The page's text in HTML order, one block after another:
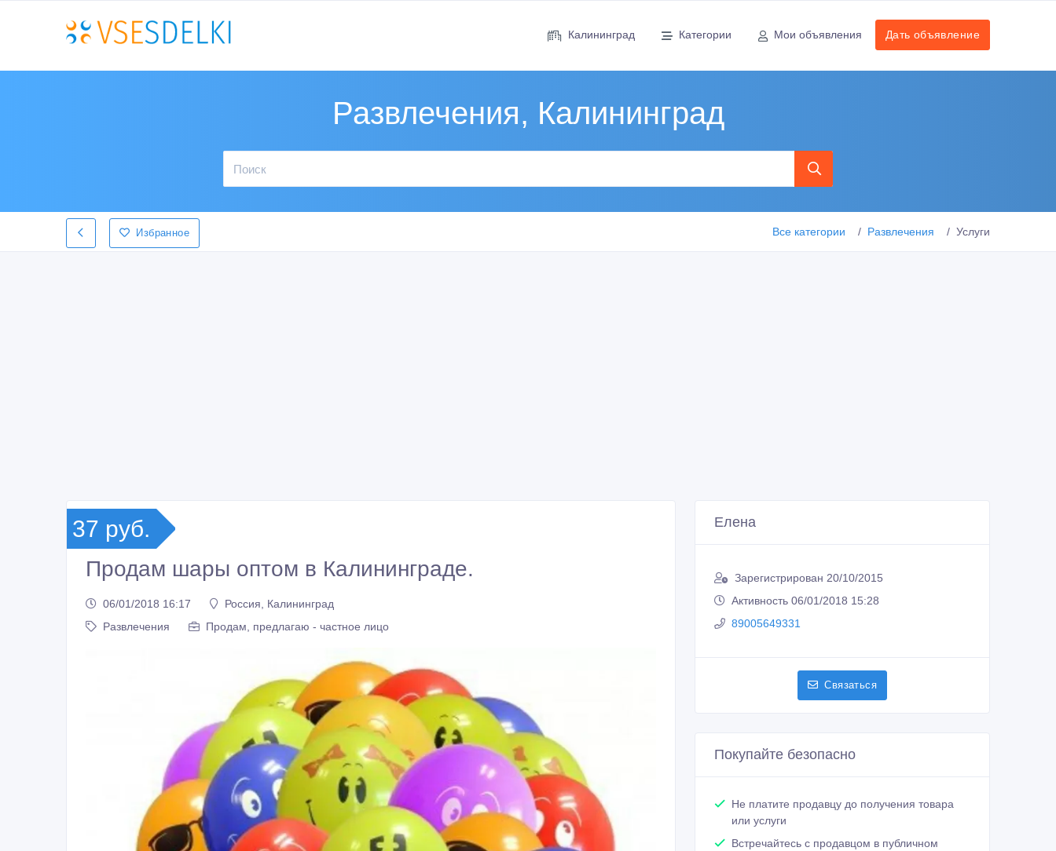
Калининград Категории Мои объявления Дать объявление
Развлечения, Калининград
Избранное Все категории Развлечения Услуги
37 руб.
Продам шары оптом в Калининграде.
06/01/2018 16:17
Россия, Калининград
Развлечения
Продам, предлагаю - частное лицо
Елена
Зарегистрирован 20/10/2015
Активность 06/01/2018 15:28
89005649331
Связаться
Покупайте безопасно
Не платите продавцу до получения товара
или услуги
Встречайтесь с продавцом в публичном